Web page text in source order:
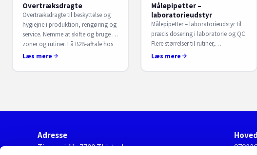
Overtræksdragte
Overtræksdragte til beskyttelse og
hygiejne i produktion, rengøring og
service. Nemme at skifte og bruge i
zoner og rutiner. Få B2B-aftale hos
S. Sørensen.
Læs mere
Målepipetter –
laboratorieudstyr
Målepipetter – laboratorieudstyr til
præcis dosering i laboratorie og QC.
Flere størrelser til rutiner,
prøveforberedelse og analyse. Få
Læs mere
Adresse
Tigervej 11, 7700 Thisted